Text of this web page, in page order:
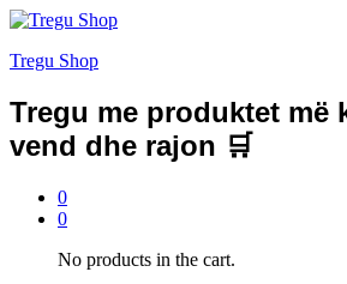
Tregu Shop
Tregu me produktet më
vend dhe rajon 🛒
0
0
No products in the cart.